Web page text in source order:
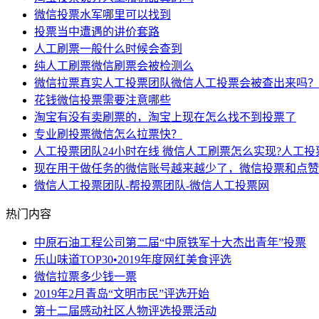
​微信投票水军哪里可以找到
投票当中遭遇的讲价套路
人工刷票一般什么时候会查到
纯人工刷票微信刷票会被检测么
微信拉票真实人工投票团队微信人工投票会被查出来吗？
花钱微信投票需要注意哪些
淘宝有没有卖刷票的，淘宝上现在怎么找不到投票了
专业刷投票微信怎么拉票快？
人工投票团队24小时在线 微信人工刷票怎么实现?人工投
现在用于做任务的微信账号越来越少了，微信投票和点
微信人工投票团队-帮投票团队-微信人工投票网
热门内容
中原石油工程公司第二届“中原铁军十大杰出青年”投票
乐山味道TOP30•2019年度网红美食评选
微信拉票多少钱一票
2019年2月青岛“文明市民”评选开始
第十二届感动社区人物评选投票活动